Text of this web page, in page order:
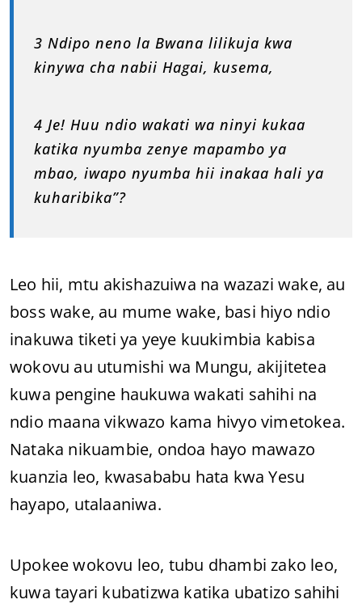
3 Ndipo neno la Bwana lilikuja kwa
kinywa cha nabii Hagai, kusema,
4 Je! Huu ndio wakati wa ninyi kukaa
katika nyumba zenye mapambo ya
mbao, iwapo nyumba hii inakaa hali ya
kuharibika”?
Leo hii, mtu akishazuiwa na wazazi wake, au
boss wake, au mume wake, basi hiyo ndio
inakuwa tiketi ya yeye kuukimbia kabisa
wokovu au utumishi wa Mungu, akijitetea
kuwa pengine haukuwa wakati sahihi na
ndio maana vikwazo kama hivyo vimetokea.
Nataka nikuambie, ondoa hayo mawazo
kuanzia leo, kwasababu hata kwa Yesu
hayapo, utalaaniwa.
Upokee wokovu leo, tubu dhambi zako leo,
kuwa tayari kubatizwa katika ubatizo sahihi